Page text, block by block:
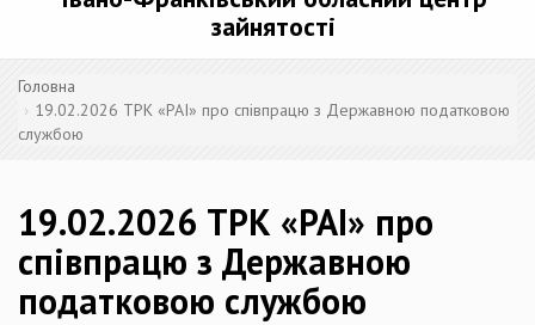
зайнятості
Головна
19.02.2026 ТРК «РАІ» про співпрацю з Державною податковою
службою
19.02.2026 ТРК «РАІ» про
співпрацю з Державною
податковою службою